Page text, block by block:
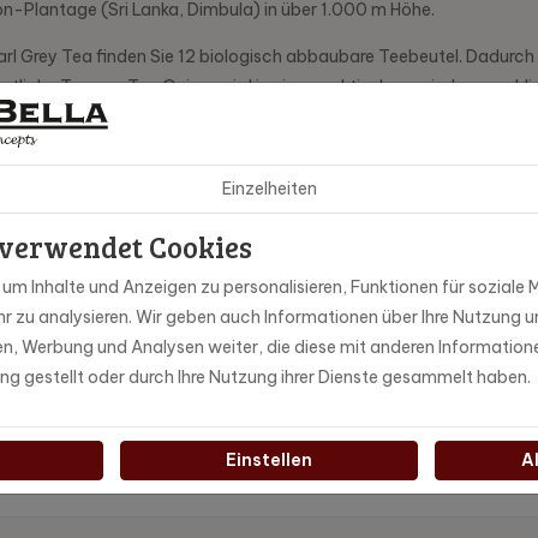
(Sri Lanka, Dimbula) in über 1.000 m Höhe.
Grey Tea finden Sie 12 biologisch abbaubare Teebeutel.
Tee von Tea Quiero wird in einer praktischen,
Geschenk. Gerollter, hochwertiger und biologischer
Einzelheiten
Cookies
Inhalte und Anzeigen zu personalisieren, Funktionen für soziale
zu analysieren. Wir geben auch Informationen über Ihre Nutzung
Werbung und Analysen weiter, die diese mit anderen
gestellt oder durch Ihre Nutzung ihrer Dienste gesammelt haben.
Einstellen